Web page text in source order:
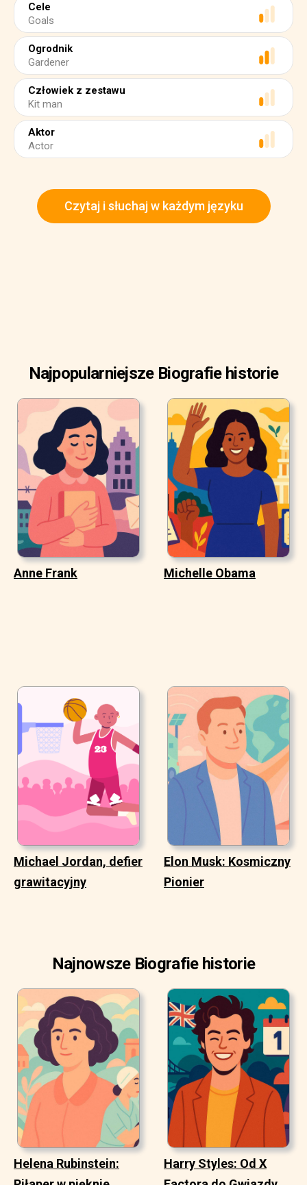
Cele
Goals
Ogrodnik
Gardener
Człowiek z zestawu
Kit man
Aktor
Actor
Czytaj i słuchaj w każdym języku
Najpopularniejsze Biografie historie
Anne Frank Michelle Obama
Michael Jordan, defier
grawitacyjny
Elon Musk: Kosmiczny
Pionier
Najnowsze Biografie historie
Helena Rubinstein:
Harry Styles: Od X